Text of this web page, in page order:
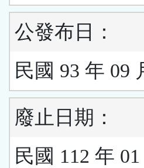
公發布日：
民國 93 年 09
廢止日期：
民國 112 年